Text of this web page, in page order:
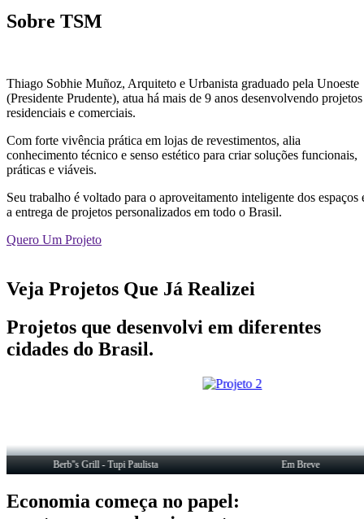
Sobre TSM
Thiago Sobhie Muñoz, Arquiteto e Urbanista graduado pela Unoeste
(Presidente Prudente), atua há mais de 9 anos desenvolvendo projetos
residenciais e comerciais.
Com forte vivência prática em lojas de revestimentos, alia
conhecimento técnico e senso estético para criar soluções funcionais,
práticas e viáveis.
Seu trabalho é voltado para o aproveitamento inteligente dos espaços
a entrega de projetos personalizados em todo o Brasil.
Quero Um Projeto
Veja Projetos Que Já Realizei
Projetos que desenvolvi em diferentes
cidades do Brasil.
Berb''s Grill - Tupi Paulista Em Breve
Economia começa no papel: